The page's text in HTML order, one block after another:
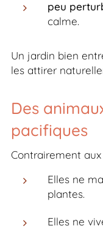
peu
calme.
Un jardin bien
les attirer
Des
pacifiques
Contrairement
Elles ne
plantes.
Elles ne